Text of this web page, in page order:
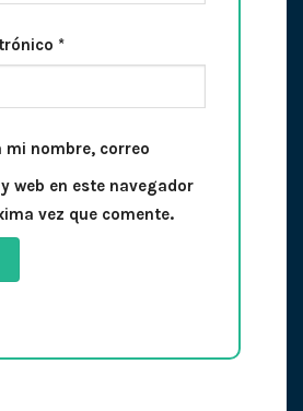
*
mi nombre, correo
web en este navegador
vez que comente.